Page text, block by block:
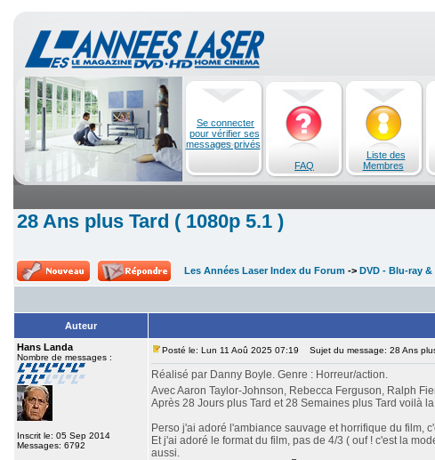
Se connecter
pour vérifier ses
messages privés
FAQ
Liste des
Membres
28 Ans plus Tard ( 1080p 5.1 )
Les Années Laser Index du Forum -> DVD - Blu-ray &
Auteur
Hans Landa
Nombre de messages :
Inscrit le: 05 Sep 2014
Messages: 6792
Posté le: Lun 11 Aoû 2025 07:19 Sujet du message: 28 Ans
Réalisé par Danny Boyle. Genre : Horreur/action.
Avec Aaron Taylor-Johnson, Rebecca Ferguson, Ralph
Après 28 Jours plus Tard et 28 Semaines plus Tard voilà
Perso j'ai adoré l'ambiance sauvage et horrifique du film,
Et j'ai adoré le format du film, pas de 4/3 ( ouf ! c'est la
aussi.